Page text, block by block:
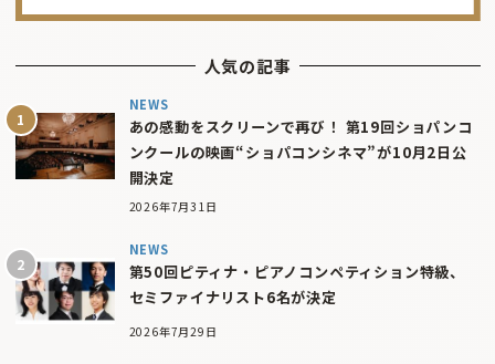
人気の記事
NEWS
あの感動をスクリーンで再び！ 第19回ショパンコ
ンクールの映画“ショパコンシネマ”が10月2日公
開決定
2026年7月31日
NEWS
第50回ピティナ・ピアノコンペティション特級、
セミファイナリスト6名が決定
2026年7月29日